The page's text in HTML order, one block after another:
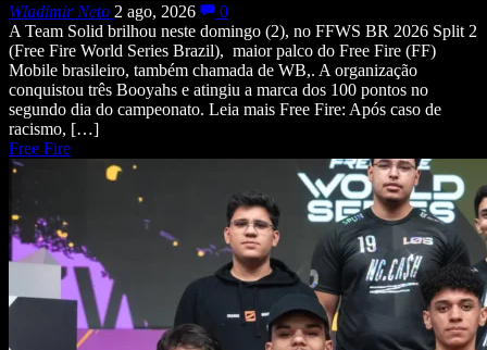
Wladimir Neto 2 ago, 2026
0
A Team Solid brilhou neste domingo (2), no FFWS BR 2026 Split 2
(Free Fire World Series Brazil), maior palco do Free Fire (FF)
Mobile brasileiro, também chamada de WB,. A organização
conquistou três Booyahs e atingiu a marca dos 100 pontos no
segundo dia do campeonato. Leia mais Free Fire: Após caso de
racismo, […]
Free Fire